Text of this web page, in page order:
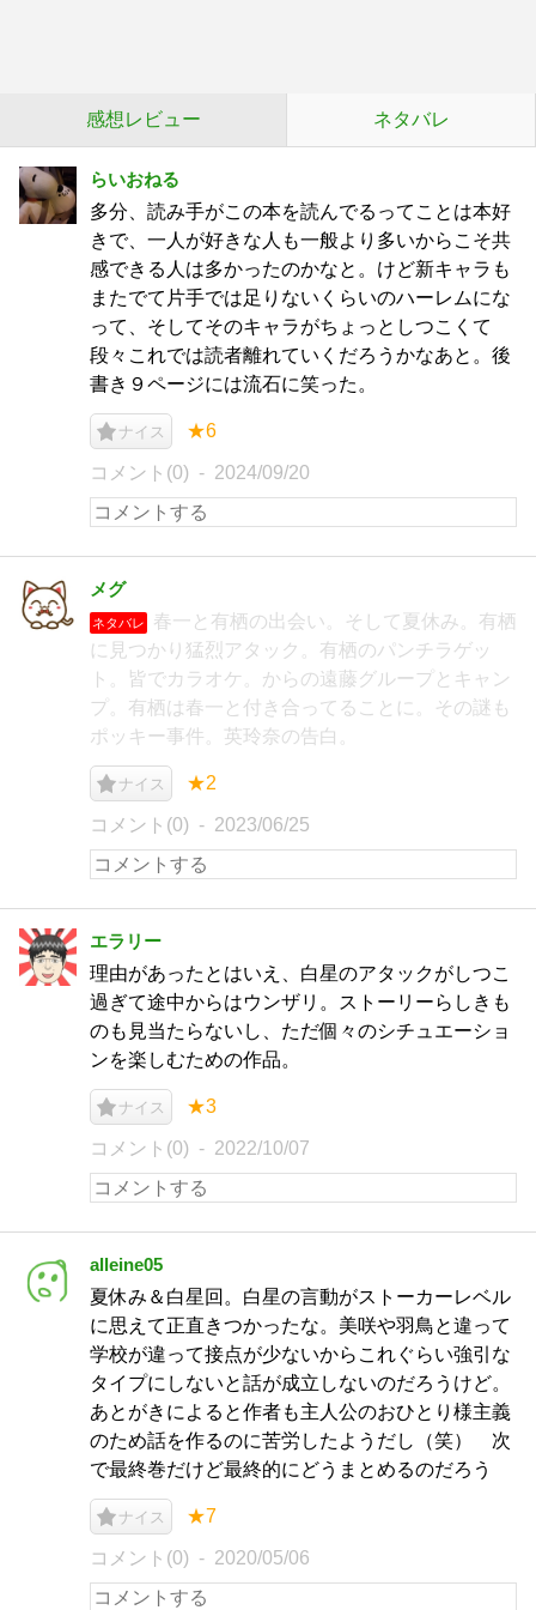
感想レビュー ネタバレ
らいおねる
多分、読み手がこの本を読んでるってことは本好
きで、一人が好きな人も一般より多いからこそ共
感できる人は多かったのかなと。けど新キャラも
またでて片手では足りないくらいのハーレムにな
って、そしてそのキャラがちょっとしつこくて
段々これでは読者離れていくだろうかなあと。後
書き９ページには流石に笑った。
ナイス ★6
コメント(0) 2024/09/20
メグ
ネタバレ
春一と有栖の出会い。そして夏休み。有栖
に見つかり猛烈アタック。有栖のパンチラゲッ
ト。皆でカラオケ。からの遠藤グループとキャン
プ。有栖は春一と付き合ってることに。その謎も
ポッキー事件。英玲奈の告白。
ナイス ★2
コメント(0) 2023/06/25
エラリー
理由があったとはいえ、白星のアタックがしつこ
過ぎて途中からはウンザリ。ストーリーらしきも
のも見当たらないし、ただ個々のシチュエーショ
ンを楽しむための作品。
ナイス ★3
コメント(0) 2022/10/07
alleine05
夏休み＆白星回。白星の言動がストーカーレベル
に思えて正直きつかったな。美咲や羽鳥と違って
学校が違って接点が少ないからこれぐらい強引な
タイプにしないと話が成立しないのだろうけど。
あとがきによると作者も主人公のおひとり様主義
のため話を作るのに苦労したようだし（笑） 次
で最終巻だけど最終的にどうまとめるのだろう
ナイス ★7
コメント(0) 2020/05/06